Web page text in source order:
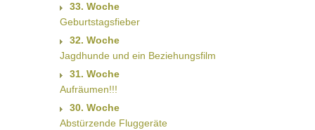
33. Woche
Geburtstagsfieber
32. Woche
Jagdhunde und ein Beziehungsfilm
31. Woche
Aufräumen!!!
30. Woche
Abstürzende Fluggeräte